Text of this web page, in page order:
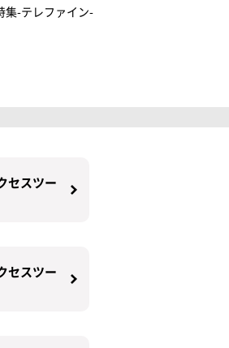
集-テレファイン-
セスツー
セスツー